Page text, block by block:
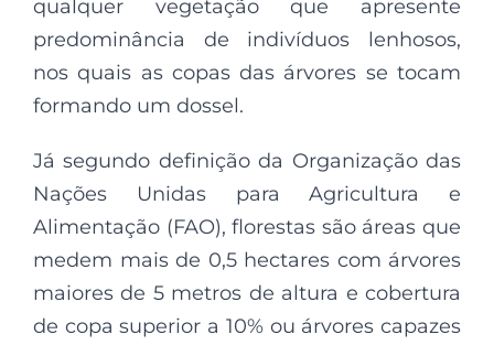
qualquer vegetação que apresente
predominância de indivíduos lenhosos,
nos quais as copas das árvores se tocam
formando um dossel.
Já segundo definição da Organização das
Nações Unidas para Agricultura e
Alimentação (FAO), florestas são áreas que
medem mais de 0,5 hectares com árvores
maiores de 5 metros de altura e cobertura
de copa superior a 10% ou árvores capazes